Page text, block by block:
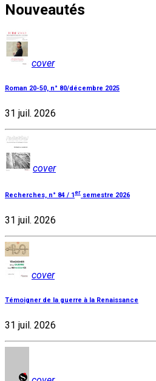
Nouveautés
cover
Roman 20-50, n° 80/décembre 2025
31 juil. 2026
cover
Recherches, n° 84 / 1er semestre 2026
31 juil. 2026
cover
Témoigner de la guerre à la Renaissance
31 juil. 2026